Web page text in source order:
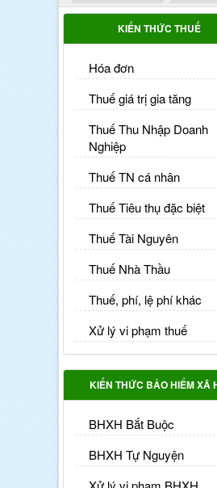
KIẾN THỨC THUẾ
Hóa đơn
Thuế giá trị gia tăng
Thuế Thu Nhập Doanh
Nghiệp
Thuế TN cá nhân
Thuế Tiêu thụ đặc biệt
Thuế Tài Nguyên
Thuế Nhà Thầu
Thuế, phí, lệ phí khác
Xử lý vi phạm thuế
KIẾN THỨC BẢO HIỂM XÃ
BHXH Bắt Buộc
BHXH Tự Nguyện